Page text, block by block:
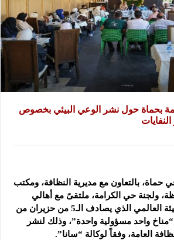
بحماة حول نشر الوعي البيئي بخصوص
حماة، بالتعاون مع مديرية النظافة، ومكتب
ولجنة حي الكرامة، ملتقىً مع أهالي
الحي بمناسبة يوم البيئة العالمي الذي يصادف الـ5 من حزيران من
واحد مسؤولية واحدة”، وذلك لنشر
العامة، وفقاً لوكالة “سانا”.